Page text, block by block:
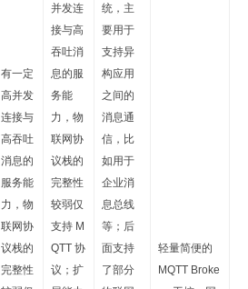
有一定
高并发
连接与
高吞吐
消息的
服务能
力，物
联网协
议栈的
完整性
并发连
接与高
吞吐消
息的服
务能
力，物
联网协
议栈的
完整性
较弱仅
支持 M
QTT 协
议；扩
统，主
要用于
支持异
构应用
之间的
消息通
信，比
如用于
企业消
息总线
等；后
面支持
了部分
轻量简便的
MQTT Broke